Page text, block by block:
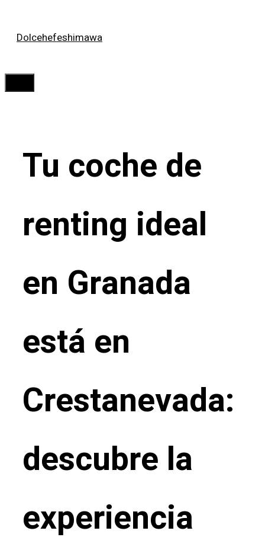
Dolcehefeshimawa
Tu coche de
renting ideal
en Granada
está en
Crestanevada:
descubre la
experiencia